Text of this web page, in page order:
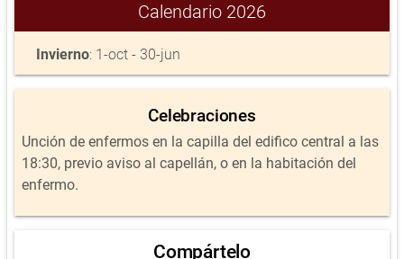
Calendario 2026
Invierno: 1-oct - 30-jun
Celebraciones
Unción de enfermos en la capilla del edifico central a las
18:30, previo aviso al capellán, o en la habitación del
enfermo.
Compártelo